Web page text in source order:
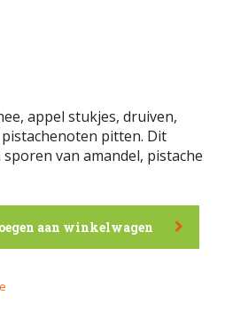
appel stukjes, druiven,
pitten. Dit
van amandel, pistache
aan winkelwagen